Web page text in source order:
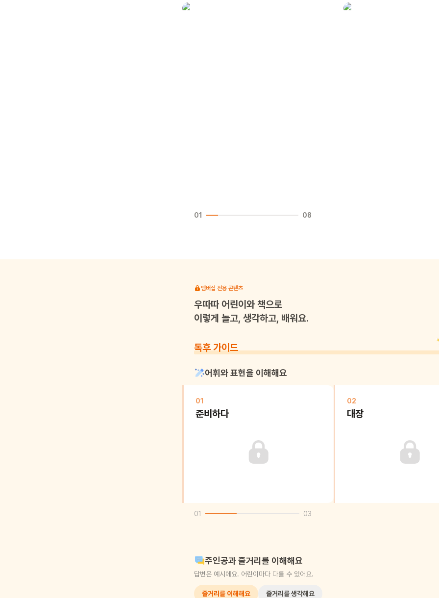
01 08
멤버십 전용 콘텐츠
우따따어린이와 책으로
이렇게 놀고, 생각하고, 배워요.
독후 가이드
어휘와 표현을 이해해요
01
준비하다
02
대장
01 03
주인공과 줄거리를 이해해요
답변은 예시에요. 어린이마다 다를 수 있어요.
줄거리를 이해해요 줄거리를 생각해요